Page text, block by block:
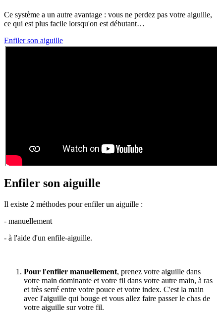
Ce système a un autre avantage : vous ne perdez pas votre aiguille,
ce qui est plus facile lorsqu'on est débutant…
Enfiler son aiguille
Enfiler son aiguille
Il existe 2 méthodes pour enfiler un aiguille :
- manuellement
- à l'aide d'un enfile-aiguille.
Pour l'enfiler manuellement, prenez votre aiguille dans
votre main dominante et votre fil dans votre autre main, à ras
et très serré entre votre pouce et votre index. C'est la main
avec l'aiguille qui bouge et vous allez faire passer le chas de
votre aiguille sur votre fil.